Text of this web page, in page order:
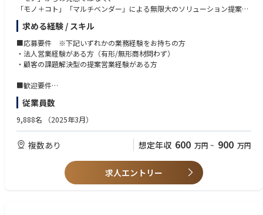
「モノ＋コト」「マルチベンダー」による無限大のソリューション提案を
した企業です。
■法人営業の各ポジションについて
<アカウント営業>
決を行う【お客様を成功に導くコーディネーター】の仕事です！
リンター、ソフトウェアのみという「モノ」からの発想ではなく、「モノ
＋コト」「マルチベンダー」による無限大のソリューション提案が可能で
す
<ITソリューション営業>
件化まで伴走し具体化させていく、
専門的な知見からアカウント営業を補佐するのがソリューション営業職で
求める経験 / スキル
■応募要件 ※下記いずれかの業務経験をお持ちの方
・法人営業経験がある方（有形/無形商材問わず）
・顧客の課題解決型の提案営業経験がある方
■歓迎要件
・IT業界での法人営業経験がある方
・経営層へのアプローチや、大手クライアント向けの営業経験がある方
・お客様の経営/業務課題抽出力、価値訴求スキル
・提案書カスタマイズ作成、顧客へのプレゼンテーションやデモ経験
・販売戦略や提案シナリオ策定の経験、SEやスタッフを巻き込んだ案件推
従業員数
9,888名 （2025年3月）
複数あり 想定年収 600 万円 ~ 900 万円
求人エントリー